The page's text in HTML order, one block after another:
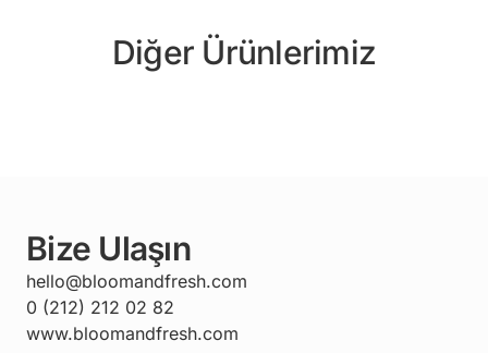
Diğer Ürünlerimiz
Bize Ulaşın
hello@bloomandfresh.com
0 (212) 212 02 82
www.bloomandfresh.com